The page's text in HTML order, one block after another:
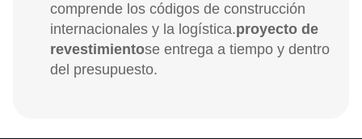
comprende los códigos de construcción
internacionales y la logística.proyecto de
revestimientose entrega a tiempo y dentro
del presupuesto.